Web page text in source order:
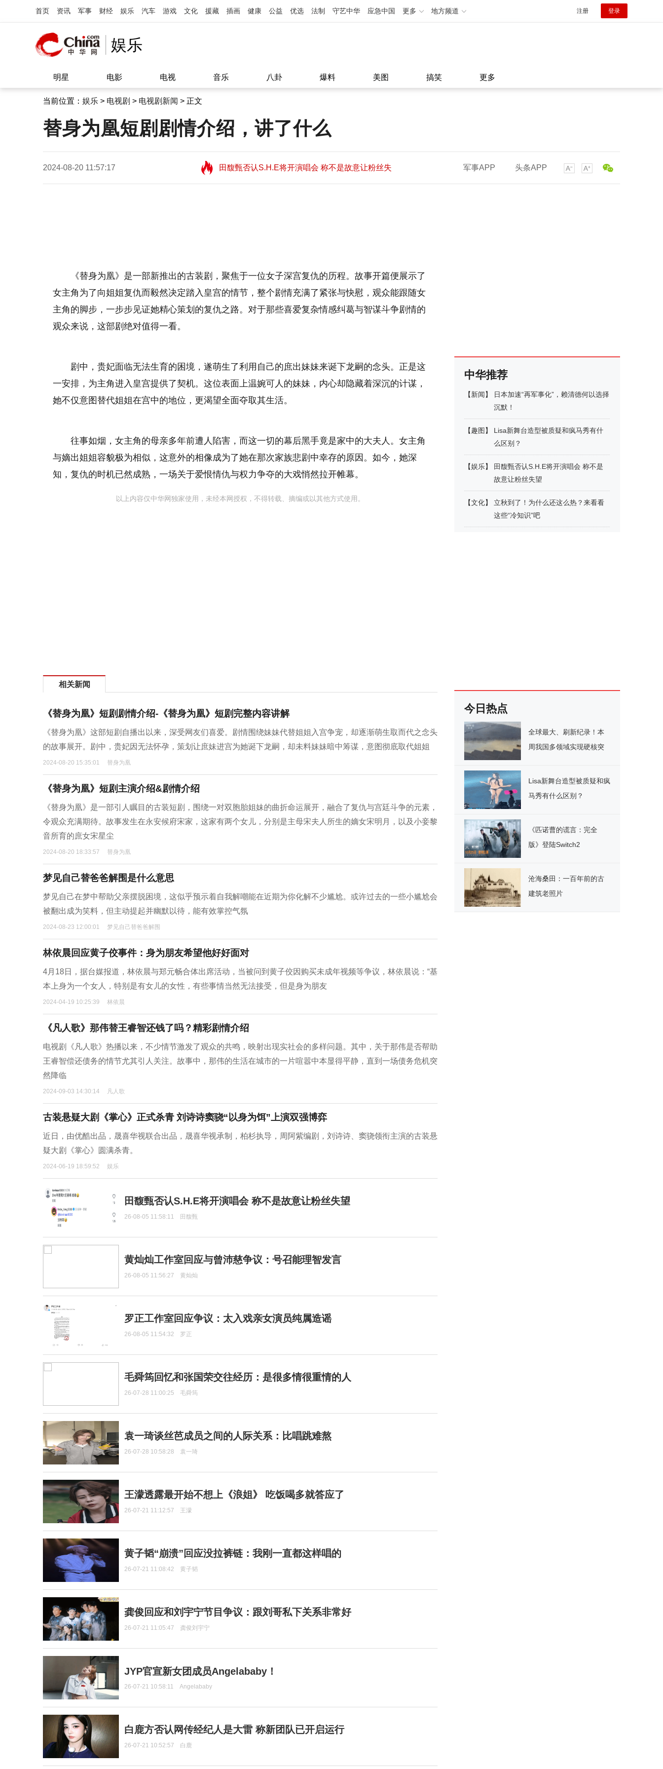
首页 资讯 军事 财经 娱乐 汽车 游戏 文化 援藏 插画 健康 公益 优选 法制 守艺中华 应急中国 更多 地方频道 注册 登录
娱乐
明星 电影 电视 音乐 八卦 爆料 美图 搞笑 更多
当前位置： 娱乐 > 电视剧 > 电视剧新闻 > 正文
替身为凰短剧剧情介绍，讲了什么
2024-08-20 11:57:17
望11:08
田馥甄否认S.H.E将开演唱会 称不是故意让粉丝失
军事APP 头条APP
《替身为凰》是一部新推出的古装剧，聚焦于一位女子深宫复仇的历程。故事开篇便展示了
女主角为了向姐姐复仇而毅然决定踏入皇宫的情节，整个剧情充满了紧张与快慰，观众能跟随女
主角的脚步，一步步见证她精心策划的复仇之路。对于那些喜爱复杂情感纠葛与智谋斗争剧情的
观众来说，这部剧绝对值得一看。
剧中，贵妃面临无法生育的困境，遂萌生了利用自己的庶出妹妹来诞下龙嗣的念头。正是这
一安排，为主角进入皇宫提供了契机。这位表面上温婉可人的妹妹，内心却隐藏着深沉的计谋，
她不仅意图替代姐姐在宫中的地位，更渴望全面夺取其生活。
往事如烟，女主角的母亲多年前遭人陷害，而这一切的幕后黑手竟是家中的大夫人。女主角
与嫡出姐姐容貌极为相似，这意外的相像成为了她在那次家族悲剧中幸存的原因。如今，她深
知，复仇的时机已然成熟，一场关于爱恨情仇与权力争夺的大戏悄然拉开帷幕。
以上内容仅中华网独家使用，未经本网授权，不得转载、摘编或以其他方式使用。
相关新闻
《替身为凰》短剧剧情介绍-《替身为凰》短剧完整内容讲解
《替身为凰》这部短剧自播出以来，深受网友们喜爱。剧情围绕妹妹代替姐姐入宫争宠，却逐渐萌生取而代之念头
的故事展开。剧中，贵妃因无法怀孕，策划让庶妹进宫为她诞下龙嗣，却未料妹妹暗中筹谋，意图彻底取代姐姐
2024-08-20 15:35:01 替身为凰
《替身为凰》短剧主演介绍&剧情介绍
《替身为凰》是一部引人瞩目的古装短剧，围绕一对双胞胎姐妹的曲折命运展开，融合了复仇与宫廷斗争的元素，
令观众充满期待。故事发生在永安候府宋家，这家有两个女儿，分别是主母宋夫人所生的嫡女宋明月，以及小妾黎
音所育的庶女宋星尘
2024-08-20 18:33:57 替身为凰
梦见自己替爸爸解围是什么意思
梦见自己在梦中帮助父亲摆脱困境，这似乎预示着自我解嘲能在近期为你化解不少尴尬。或许过去的一些小尴尬会
被翻出成为笑料，但主动提起并幽默以待，能有效掌控气氛
2024-08-23 12:00:01 梦见自己替爸爸解围
林依晨回应黄子佼事件：身为朋友希望他好好面对
4月18日，据台媒报道，林依晨与郑元畅合体出席活动，当被问到黄子佼因购买未成年视频等争议，林依晨说：“基
本上身为一个女人，特别是有女儿的女性，有些事情当然无法接受，但是身为朋友
2024-04-19 10:25:39 林依晨
《凡人歌》那伟替王睿智还钱了吗？精彩剧情介绍
电视剧《凡人歌》热播以来，不少情节激发了观众的共鸣，映射出现实社会的多样问题。其中，关于那伟是否帮助
王睿智偿还债务的情节尤其引人关注。故事中，那伟的生活在城市的一片喧嚣中本显得平静，直到一场债务危机突
然降临
2024-09-03 14:30:14 凡人歌
古装悬疑大剧《掌心》正式杀青 刘诗诗窦骁“以身为饵”上演双强博弈
近日，由优酷出品，晟喜华视联合出品，晟喜华视承制，柏杉执导，周阿紫编剧，刘诗诗、窦骁领衔主演的古装悬
疑大剧《掌心》圆满杀青。
2024-06-19 18:59:52 娱乐
田馥甄否认S.H.E将开演唱会 称不是故意让粉丝失望
26-08-05 11:58:11 田馥甄
黄灿灿工作室回应与曾沛慈争议：号召能理智发言
26-08-05 11:56:27 黄灿灿
罗正工作室回应争议：太入戏亲女演员纯属造谣
26-08-05 11:54:32 罗正
毛舜筠回忆和张国荣交往经历：是很多情很重情的人
26-07-28 11:00:25 毛舜筠
袁一琦谈丝芭成员之间的人际关系：比唱跳难熬
26-07-28 10:58:28 袁一琦
王濛透露最开始不想上《浪姐》 吃饭喝多就答应了
26-07-21 11:12:57 王濛
黄子韬“崩溃”回应没拉裤链：我刚一直都这样唱的
26-07-21 11:08:42 黄子韬
龚俊回应和刘宇宁节目争议：跟刘哥私下关系非常好
26-07-21 11:05:47 龚俊刘宇宁
JYP官宣新女团成员Angelababy！
26-07-21 10:58:11 Angelababy
白鹿方否认网传经纪人是大雷 称新团队已开启运行
26-07-21 10:52:57 白鹿
中华推荐
【新闻】
日本加速“再军事化”，赖清德何以选择
沉默！
【趣图 】
Lisa新舞台造型被质疑和疯马秀有什
么区别？
【娱乐】
田馥甄否认S.H.E将开演唱会 称不是
故意让粉丝失望
【文化】
立秋到了！为什么还这么热？来看看
这些“冷知识”吧
今日热点
全球最大、刷新纪录！本
周我国多领域实现硬核突
Lisa新舞台造型被质疑和疯
马秀有什么区别？
《匹诺曹的谎言：完全
版》登陆Switch2
沧海桑田：一百年前的古
建筑老照片